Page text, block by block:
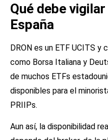
Qué debe
España
DRON es un ETF UCITS y
como Borsa Italiana y
de muchos ETFs
disponibles para el
PRIIPs.
Aun así, la disponibilidad